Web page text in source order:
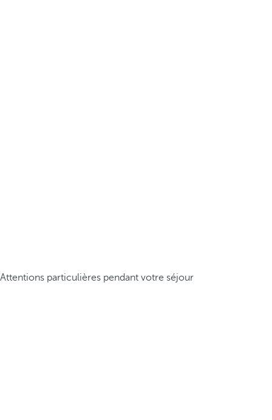
Attentions particulières pendant votre séjour